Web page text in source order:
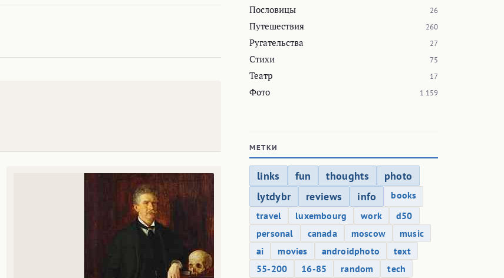
Пословицы 26
Путешествия 260
Ругательства 27
Стихи 75
Театр 17
Фото 1 159
МЕТКИ
links fun thoughts
photo
lytdybr
reviews info
books
travel
luxembourg work
d50
personal
canada moscow
music
ai
movies androidphoto
text
55-200
16-85 random
tech